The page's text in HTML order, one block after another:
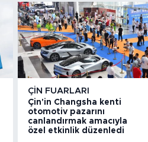
ÇIN FUARLARI
Çin'in Changsha kenti
otomotiv pazarını
canlandırmak amacıyla
özel etkinlik düzenledi